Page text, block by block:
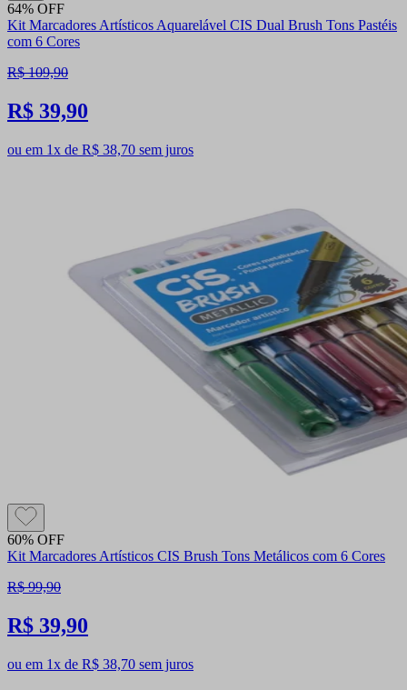
64% OFF
Kit Marcadores Artísticos Aquarelável CIS Dual Brush Tons Pastéis
com 6 Cores
R$ 109,90
R$ 39,90
ou em 1x de R$ 38,70 sem juros
60% OFF
Kit Marcadores Artísticos CIS Brush Tons Metálicos com 6 Cores
R$ 99,90
R$ 39,90
ou em 1x de R$ 38,70 sem juros